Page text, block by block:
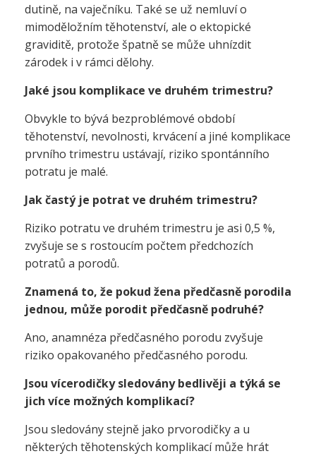
dutině, na vaječníku. Také se už nemluví o
mimoděložním těhotenství, ale o ektopické
graviditě, protože špatně se může uhnízdit
zárodek i v rámci dělohy.
Jaké jsou komplikace ve druhém trimestru?
Obvykle to bývá bezproblémové období
těhotenství, nevolnosti, krvácení a jiné komplikace
prvního trimestru ustávají, riziko spontánního
potratu je malé.
Jak častý je potrat ve druhém trimestru?
Riziko potratu ve druhém trimestru je asi 0,5 %,
zvyšuje se s rostoucím počtem předchozích
potratů a porodů.
Znamená to, že pokud žena předčasně porodila
jednou, může porodit předčasně podruhé?
Ano, anamnéza předčasného porodu zvyšuje
riziko opakovaného předčasného porodu.
Jsou vícerodičky sledovány bedlivěji a týká se
jich více možných komplikací?
Jsou sledovány stejně jako prvorodičky a u
některých těhotenských komplikací může hrát